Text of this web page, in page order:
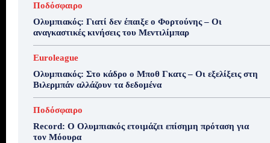
Ποδόσφαιρο
Ολυμπιακός: Γιατί δεν έπαιξε ο Φορτούνης – Οι
αναγκαστικές κινήσεις του Μεντιλίμπαρ
Euroleague
Ολυμπιακός: Στο κάδρο ο Μποθ Γκατς – Οι εξελίξεις στη
Βιλερμπάν αλλάζουν τα δεδομένα
Ποδόσφαιρο
Record: Ο Ολυμπιακός ετοιμάζει επίσημη πρόταση για
τον Μόουρα